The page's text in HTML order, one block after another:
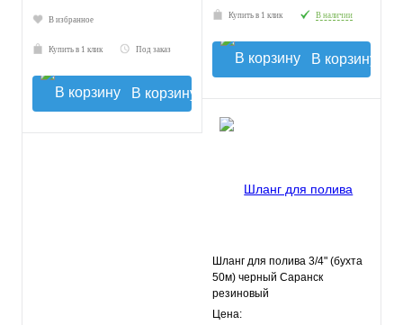
В избранное
Купить в 1 клик Под заказ
В корзину
Купить в 1 клик В наличии
В корзину
Шланг для полива 3/4" (бухта
50м) черный Саранск
резиновый
Цена: